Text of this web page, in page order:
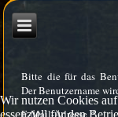
Bitte die für das
Der Benutzername
E-Mail-Adresse*
Wir nutzen Cookies
essenziell für den